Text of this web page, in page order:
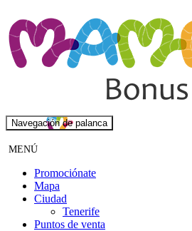
Navegación de palanca
MENÚ
Promociónate
Mapa
Ciudad
Tenerife
Puntos de venta